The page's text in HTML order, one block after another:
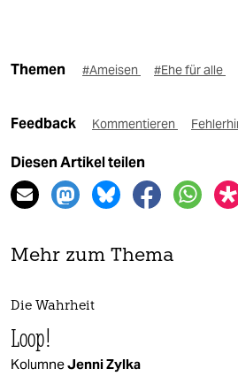
Themen #Ameisen #Ehe für alle
Feedback Kommentieren
Diesen Artikel teilen
Mehr zum Thema
Die Wahrheit
Loop!
KolumneJenni Zylka